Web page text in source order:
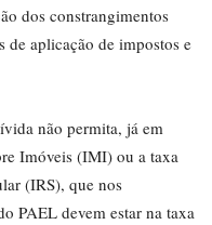
dos constrangimentos
de aplicação de impostos e
não permita, já em
Imóveis (IMI) ou a taxa
(IRS), que nos
PAEL devem estar na taxa